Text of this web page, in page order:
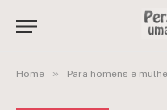
Home » Para homens e